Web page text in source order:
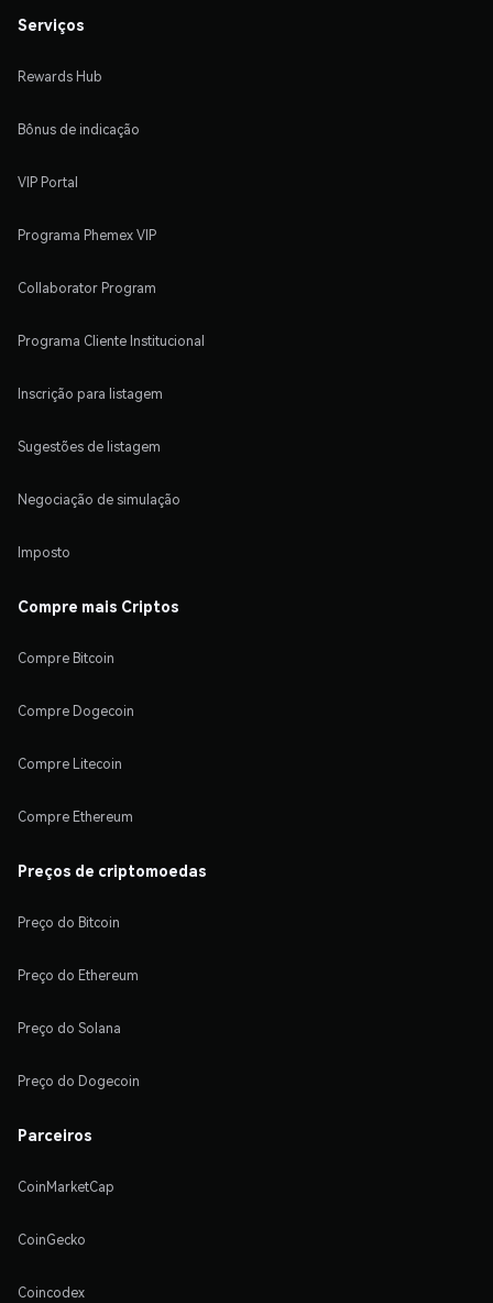
Serviços
Rewards Hub
Bônus de indicação
VIP Portal
Programa Phemex VIP
Collaborator Program
Programa Cliente Institucional
Inscrição para listagem
Sugestões de listagem
Negociação de simulação
Imposto
Compre mais Criptos
Compre Bitcoin
Compre Dogecoin
Compre Litecoin
Compre Ethereum
Preços de criptomoedas
Preço do Bitcoin
Preço do Ethereum
Preço do Solana
Preço do Dogecoin
Parceiros
CoinMarketCap
CoinGecko
Coincodex